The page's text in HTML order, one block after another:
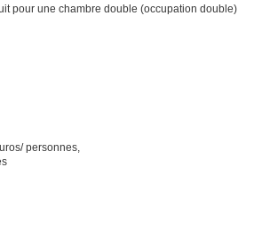
pour une chambre double (occupation double)
personnes,